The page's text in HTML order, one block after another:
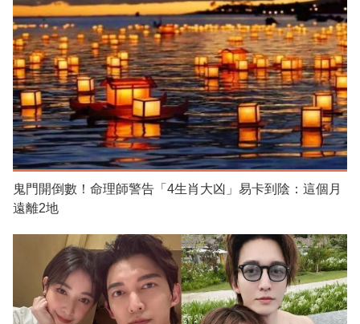
鬼門開倒數！命理師警告「4生肖大凶」易卡到陰：這個月
遠離2地